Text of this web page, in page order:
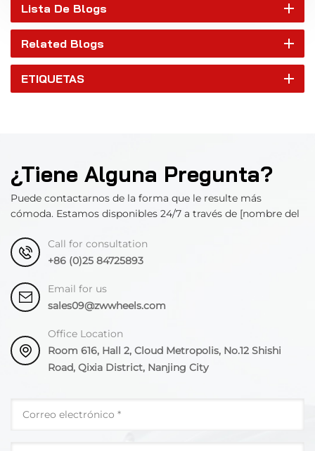
Lista De Blogs
Related Blogs
ETIQUETAS
¿Tiene Alguna Pregunta?
Puede contactarnos de la forma que le resulte más
cómoda. Estamos disponibles 24/7 a través de [nombre del
Call for consultation
+86 (0)25 84725893
Email for us
sales09@zwwheels.com
Office Location
Room 616, Hall 2, Cloud Metropolis, No.12 Shishi
Road, Qixia District, Nanjing City